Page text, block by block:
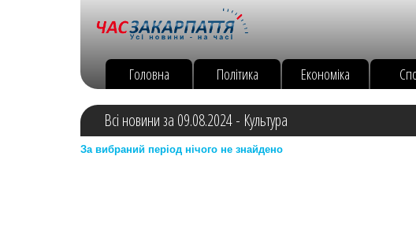
Головна Політика Економіка
Всі новини за 09.08.2024 - Культура
За вибраний період нічого не знайдено